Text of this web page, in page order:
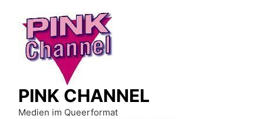
content
PINK CHANNEL
Medien im Queerformat